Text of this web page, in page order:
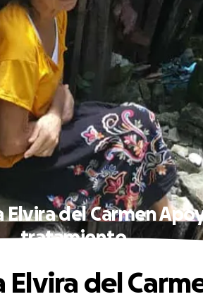
Elvira del Carmen
tratamiento
Elvira del